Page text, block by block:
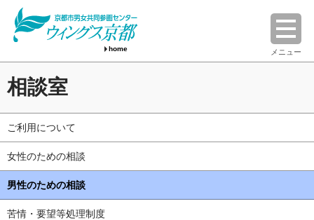
home メニュー
相談室
ご利用について
女性のための相談
男性のための相談
苦情・要望等処理制度